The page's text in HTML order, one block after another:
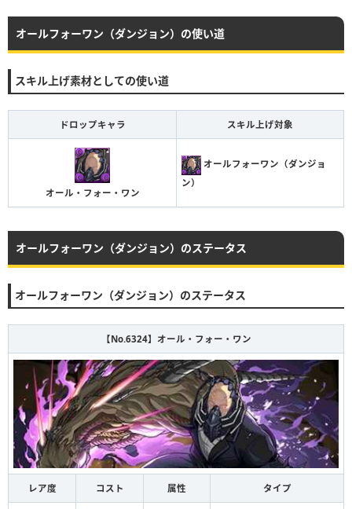
オールフォーワン（ダンジョン）の使い道
スキル上げ素材としての使い道
ドロップキャラ スキル上げ対象
オール・フォー・ワン
オールフォーワン（ダンジョ
ン）
オールフォーワン（ダンジョン）のステータス
オールフォーワン（ダンジョン）のステータス
【No.6324】オール・フォー・ワン
レア度 コスト 属性 タイプ